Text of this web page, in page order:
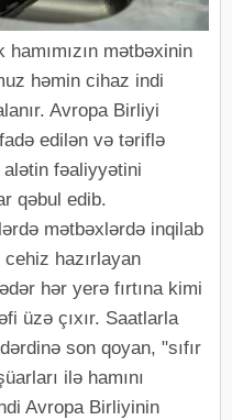
mətbəxinin
həmin cihaz indi
Avropa Birliyi
edilən və təriflə
fəaliyyətini
qəbul edib.
mətbəxlərdə inqilab
hazırlayan
hər yerə fırtına kimi
üzə çıxır. Saatlarla
son qoyan, "sıfır
ilə hamını
Avropa Birliyinin